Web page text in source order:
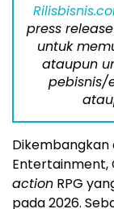
press
untuk
ataupun
pebisnis/
Dikembangkan
Entertainment,
action RPG
pada 2026.